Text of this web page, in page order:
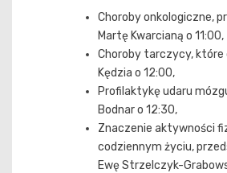
Choroby onkologiczne,
Martę Kwarcianą o 11:00,
Choroby tarczycy, które
Kędzia o 12:00,
Profilaktykę udaru
Bodnar o 12:30,
Znaczenie aktywności
codziennym życiu,
Ewę Strzelczyk-